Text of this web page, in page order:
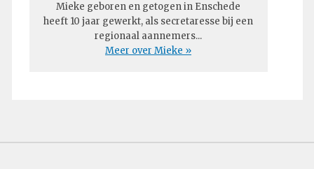
Mieke geboren en getogen in Enschede
heeft 10 jaar gewerkt, als secretaresse bij een
regionaal aannemers...
Meer over Mieke »